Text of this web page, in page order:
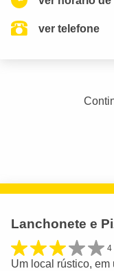
ver telefone
Lanchonete e
4
Um local rústico,